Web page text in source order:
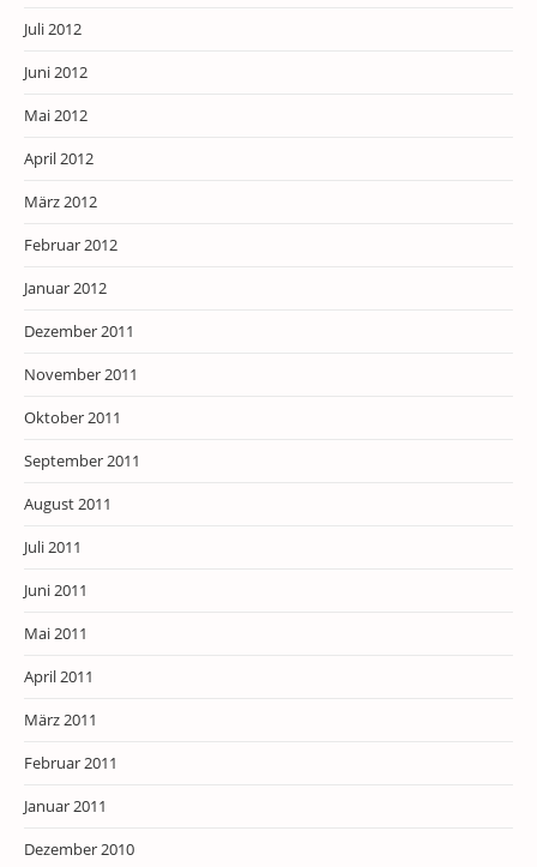
Juli 2012
Juni 2012
Mai 2012
April 2012
März 2012
Februar 2012
Januar 2012
Dezember 2011
November 2011
Oktober 2011
September 2011
August 2011
Juli 2011
Juni 2011
Mai 2011
April 2011
März 2011
Februar 2011
Januar 2011
Dezember 2010